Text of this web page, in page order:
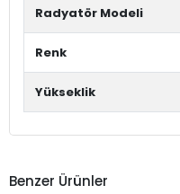
Radyatör Modeli
Renk
Yükseklik
Benzer Ürünler